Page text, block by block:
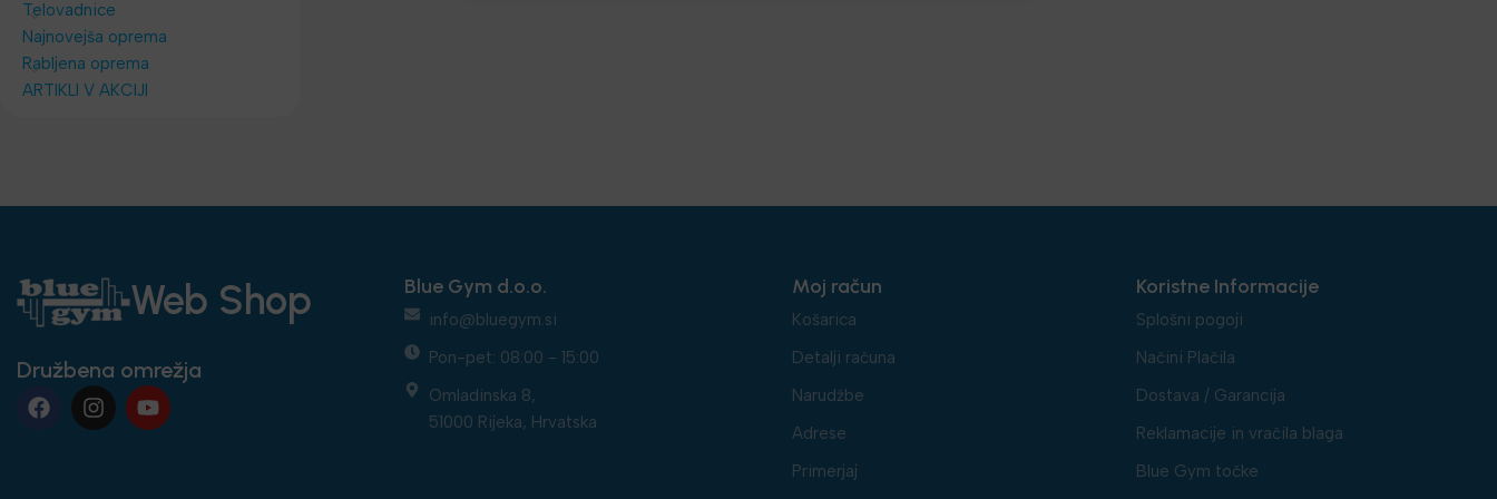
Telovadnice
Najnovejša oprema
Rabljena oprema
ARTIKLI V AKCIJI
Web Shop
Družbena omrežja
Blue Gym d.o.o.
info@bluegym.si
Pon-pet: 08:00 - 15:00
Omladinska 8,
51000 Rijeka, Hrvatska
Moj račun
Košarica
Detalji računa
Narudžbe
Adrese
Primerjaj
Koristne Informacije
Splošni pogoji
Načini Plačila
Dostava / Garancija
Reklamacije in vračila blaga
Blue Gym točke